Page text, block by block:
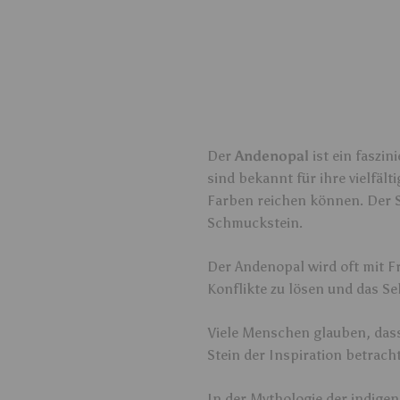
Der Andenopal ist ein
sind bekannt für ihre
Farben reichen können. Der
Schmuckstein.
Der Andenopal wird oft mit
Konflikte zu lösen und das
Viele Menschen glauben,
Stein der Inspiration